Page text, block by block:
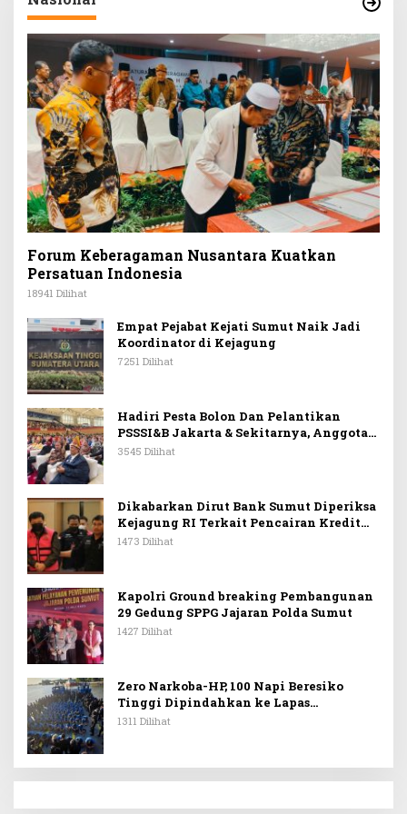
Forum Keberagaman Nusantara Kuatkan
Persatuan Indonesia
18941 Dilihat
Empat Pejabat Kejati Sumut Naik Jadi
Koordinator di Kejagung
7251 Dilihat
Hadiri Pesta Bolon Dan Pelantikan
PSSSI&B Jakarta & Sekitarnya, Anggota
DPR RI Kombes. Pol. (Purn). Dr. Maruli
Membangun Bangsa
3545 Dilihat
Dikabarkan Dirut Bank Sumut Diperiksa
Kejagung RI Terkait Pencairan Kredit
PT Sritex
1473 Dilihat
Kapolri Ground breaking Pembangunan
29 Gedung SPPG Jajaran Polda Sumut
1427 Dilihat
Zero Narkoba-HP, 100 Napi Beresiko
Tinggi Dipindahkan ke Lapas
Nusakambangan
1311 Dilihat